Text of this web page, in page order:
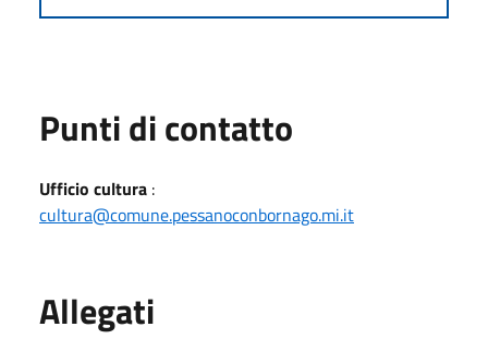
Punti di contatto
Ufficio cultura :
cultura@comune.pessanoconbornago.mi.it
Allegati